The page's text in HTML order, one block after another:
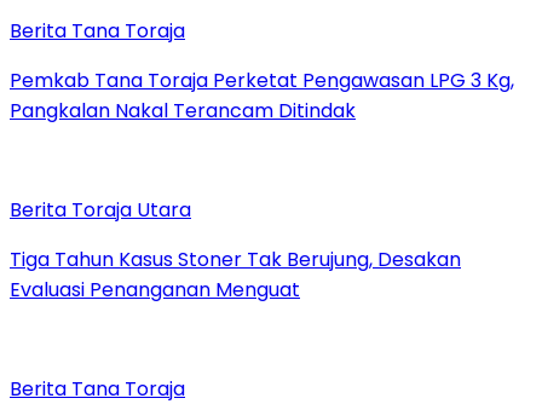
Berita Tana Toraja
Pemkab Tana Toraja Perketat Pengawasan LPG 3 Kg,
Pangkalan Nakal Terancam Ditindak
Berita Toraja Utara
Tiga Tahun Kasus Stoner Tak Berujung, Desakan
Evaluasi Penanganan Menguat
Berita Tana Toraja